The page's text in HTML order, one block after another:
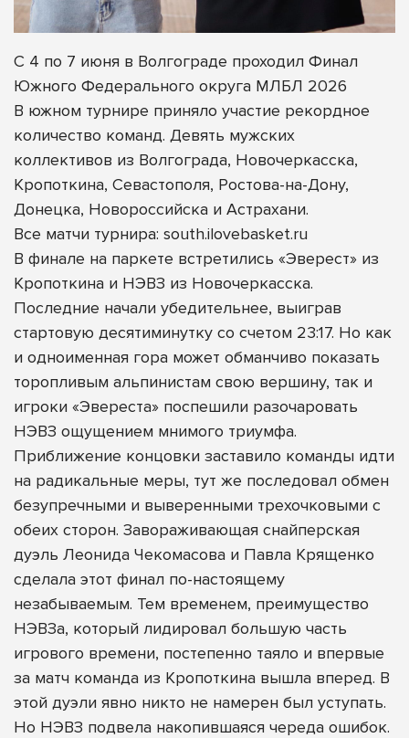
С 4 по 7 июня в Волгограде проходил Финал
Южного Федерального округа МЛБЛ 2026
В южном турнире приняло участие рекордное
количество команд. Девять мужских
коллективов из Волгограда, Новочеркасска,
Кропоткина, Севастополя, Ростова-на-Дону,
Донецка, Новороссийска и Астрахани.
Все матчи турнира: south.ilovebasket.ru
В финале на паркете встретились «Эверест» из
Кропоткина и НЭВЗ из Новочеркасска.
Последние начали убедительнее, выиграв
стартовую десятиминутку со счетом 23:17. Но как
и одноименная гора может обманчиво показать
торопливым альпинистам свою вершину, так и
игроки «Эвереста» поспешили разочаровать
НЭВЗ ощущением мнимого триумфа.
Приближение концовки заставило команды идти
на радикальные меры, тут же последовал обмен
безупречными и выверенными трехочковыми с
обеих сторон. Завораживающая снайперская
дуэль Леонида Чекомасова и Павла Крященко
сделала этот финал по-настоящему
незабываемым. Тем временем, преимущество
НЭВЗа, который лидировал большую часть
игрового времени, постепенно таяло и впервые
за матч команда из Кропоткина вышла вперед. В
этой дуэли явно никто не намерен был уступать.
Но НЭВЗ подвела накопившаяся череда ошибок.